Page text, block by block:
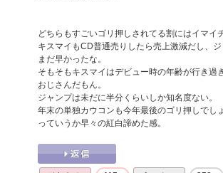
どちらもすごいゴリ押しされてる割にはイマイ
キスマイもCD普通売りしたら売上激減だし、
まだ早かったな。
そもそもキスマイはデビュー時の年齢が行き過
おじさんだもん。
ジャンプは未だに半分くらいしか知名度ない。
年末の単独カウコンも今年最後のゴリ押しでし
っていうか早々の紅白諦めた感。